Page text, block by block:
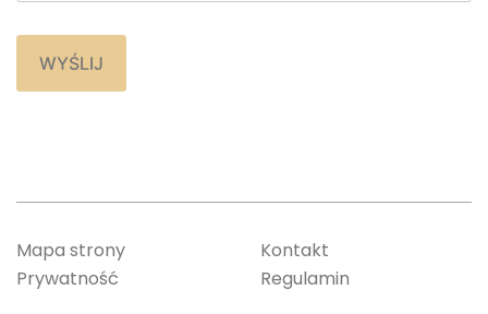
WYŚLIJ
Mapa strony
Prywatność
Kontakt
Regulamin